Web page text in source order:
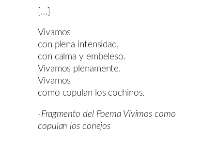
[…]
Vivamos
con plena intensidad,
con calma y embeleso.
Vivamos plenamente.
Vivamos
como copulan los cochinos.
-Fragmento del Poema Vivimos como
copulan los conejos